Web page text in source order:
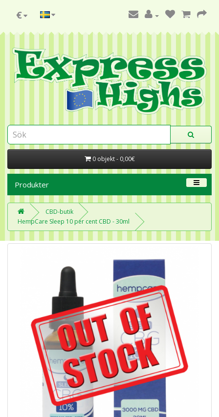
€
0 objekt - 0,00€
Produkter
CBD-butik
HempCare Sleep 10 per cent CBD - 30ml